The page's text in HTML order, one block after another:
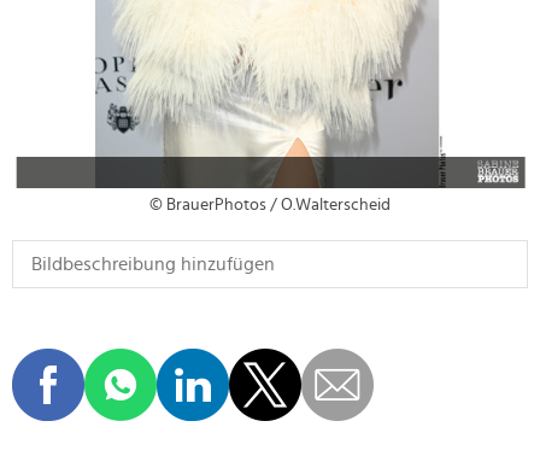
© BrauerPhotos / O.Walterscheid